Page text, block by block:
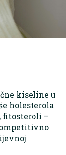
kiseline u
holesterola
fitosteroli –